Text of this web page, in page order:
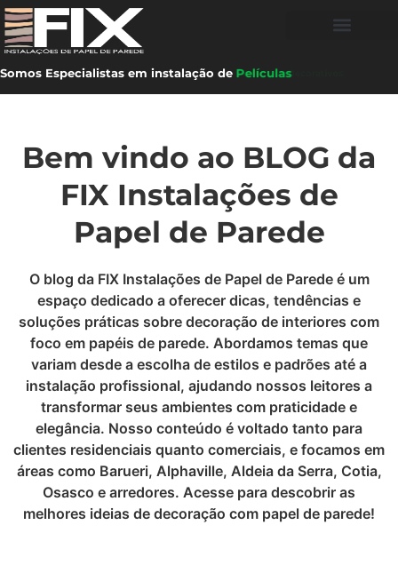
Somos Especialistas em instalação de Películas
Bem vindo ao BLOG da
FIX Instalações de
Papel de Parede
O blog da FIX Instalações de Papel de Parede é um
espaço dedicado a oferecer dicas, tendências e
soluções práticas sobre decoração de interiores com
foco em papéis de parede. Abordamos temas que
variam desde a escolha de estilos e padrões até a
instalação profissional, ajudando nossos leitores a
transformar seus ambientes com praticidade e
elegância. Nosso conteúdo é voltado tanto para
clientes residenciais quanto comerciais, e focamos em
áreas como Barueri, Alphaville, Aldeia da Serra, Cotia,
Osasco e arredores. Acesse para descobrir as
melhores ideias de decoração com papel de parede!